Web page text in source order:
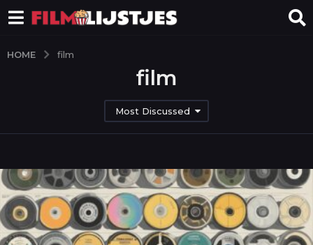
HOME film
film
Most Discussed